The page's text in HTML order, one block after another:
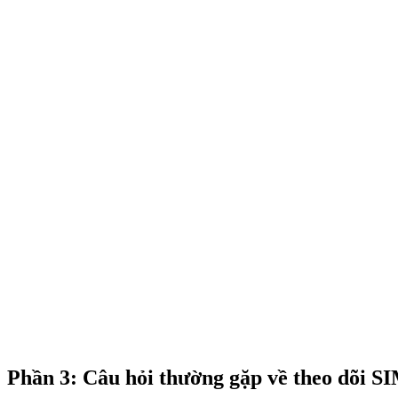
Phần 3: Câu hỏi thường gặp về theo dõi